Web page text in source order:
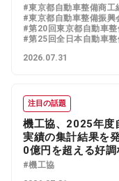
#東京都自動車整備商工
#東京都自動車整備振興
#第20回東京都自動車
#第25回全日本自動車
2026.07.31
注目の話題
機工協、2025年度
実績の集計結果を
0億円を超える好調
#機工協